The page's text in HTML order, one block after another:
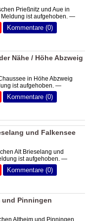
Prießnitz und Aue in
ist aufgehoben. —
Kommentare (0)
Nähe / Höhe Abzweig
in Höhe Abzweig
ist aufgehoben. —
Kommentare (0)
und Falkensee
Alt Brieselang und
ist aufgehoben. —
Kommentare (0)
und Pinningen
Altheim und Pinningen